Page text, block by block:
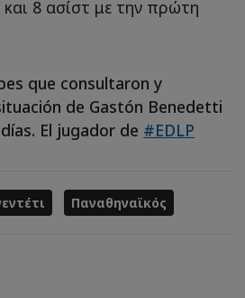
8 ασίστ με την πρώτη
que consultaron y
de Gastón Benedetti
El jugador de #EDLP
Παναθηναϊκός